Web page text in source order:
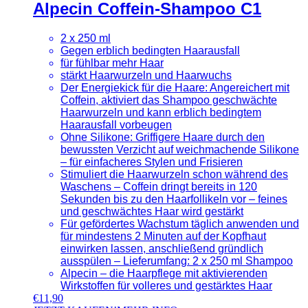
Alpecin Coffein-Shampoo C1
2 x 250 ml
Gegen erblich bedingten Haarausfall
für fühlbar mehr Haar
stärkt Haarwurzeln und Haarwuchs
Der Energiekick für die Haare: Angereichert mit
Coffein, aktiviert das Shampoo geschwächte
Haarwurzeln und kann erblich bedingtem
Haarausfall vorbeugen
Ohne Silikone: Griffigere Haare durch den
bewussten Verzicht auf weichmachende Silikone
– für einfacheres Stylen und Frisieren
Stimuliert die Haarwurzeln schon während des
Waschens – Coffein dringt bereits in 120
Sekunden bis zu den Haarfollikeln vor – feines
und geschwächtes Haar wird gestärkt
Für gefördertes Wachstum täglich anwenden und
für mindestens 2 Minuten auf der Kopfhaut
einwirken lassen, anschließend gründlich
ausspülen – Lieferumfang: 2 x 250 ml Shampoo
Alpecin – die Haarpflege mit aktivierenden
Wirkstoffen für volleres und gestärktes Haar
€11,90